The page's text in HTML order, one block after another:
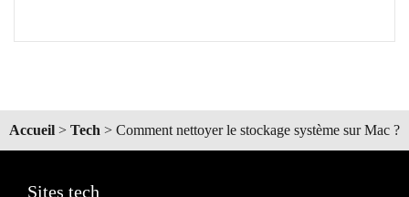
Accueil > Tech > Comment nettoyer le stockage système sur Mac ?
Sites tech